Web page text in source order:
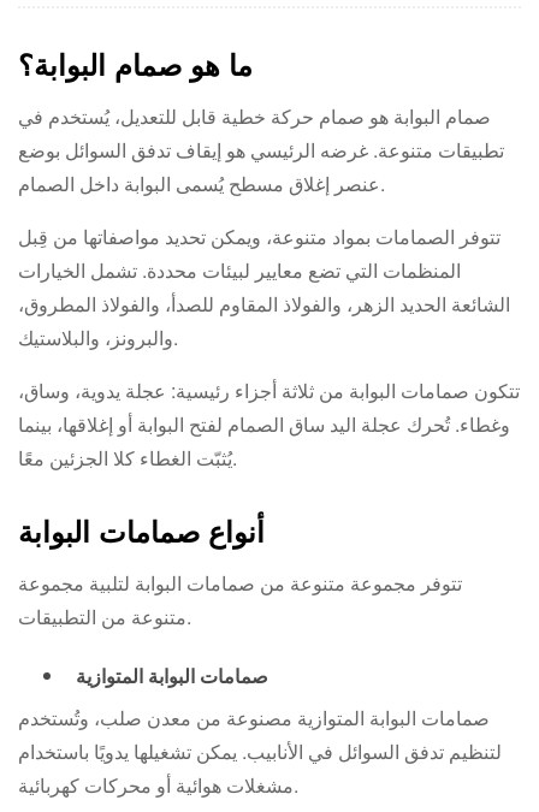
ما هو صمام البوابة؟
صمام البوابة هو صمام حركة خطية قابل للتعديل، يُستخدم في
تطبيقات متنوعة. غرضه الرئيسي هو إيقاف تدفق السوائل بوضع
عنصر إغلاق مسطح يُسمى البوابة داخل الصمام.
تتوفر الصمامات بمواد متنوعة، ويمكن تحديد مواصفاتها من قِبل
المنظمات التي تضع معايير لبيئات محددة. تشمل الخيارات
الشائعة الحديد الزهر، والفولاذ المقاوم للصدأ، والفولاذ المطروق،
والبرونز، والبلاستيك.
تتكون صمامات البوابة من ثلاثة أجزاء رئيسية: عجلة يدوية، وساق،
وغطاء. تُحرك عجلة اليد ساق الصمام لفتح البوابة أو إغلاقها، بينما
يُثبّت الغطاء كلا الجزئين معًا.
أنواع صمامات البوابة
تتوفر مجموعة متنوعة من صمامات البوابة لتلبية مجموعة
متنوعة من التطبيقات.
صمامات البوابة المتوازية
صمامات البوابة المتوازية مصنوعة من معدن صلب، وتُستخدم
لتنظيم تدفق السوائل في الأنابيب. يمكن تشغيلها يدويًا باستخدام
مشغلات هوائية أو محركات كهربائية.